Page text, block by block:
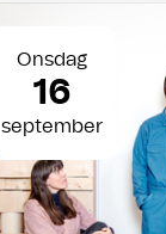
Onsdag
16
september